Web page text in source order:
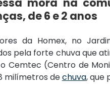
de 6 e 2 anos
da Homex, no
pela forte chuva que
o Cemtec (Centro de
milímetros de chuva, que